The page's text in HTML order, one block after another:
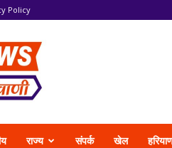
Policy
राज्य संपर्क खेल